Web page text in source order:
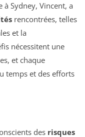
à Sydney, Vincent, a
rencontrées, telles
et la
nécessitent une
et chaque
temps et des efforts
des risques